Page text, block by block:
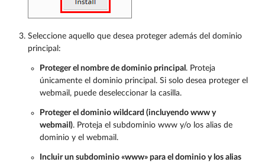
Seleccione aquello que desea proteger además del dominio
principal:
Proteger el nombre de dominio principal . Proteja
únicamente el dominio principal. Si solo desea proteger el
webmail, puede deseleccionar la casilla.
Proteger el dominio wildcard (incluyendo www y
webmail). Proteja el subdominio www y/o los alias de
dominio y el webmail.
Incluir un subdominio «www» para el dominio y los alias